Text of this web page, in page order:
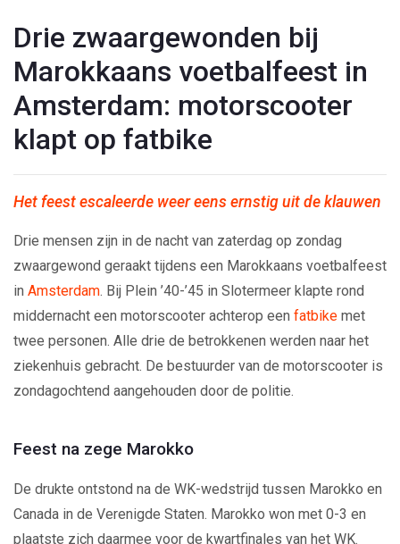
Drie zwaargewonden bij
Marokkaans voetbalfeest in
Amsterdam: motorscooter
klapt op fatbike
Het feest escaleerde weer eens ernstig uit de klauwen
Drie mensen zijn in de nacht van zaterdag op zondag
zwaargewond geraakt tijdens een Marokkaans voetbalfeest
in Amsterdam. Bij Plein ’40-’45 in Slotermeer klapte rond
middernacht een motorscooter achterop een fatbike met
twee personen. Alle drie de betrokkenen werden naar het
ziekenhuis gebracht. De bestuurder van de motorscooter is
zondagochtend aangehouden door de politie.
Feest na zege Marokko
De drukte ontstond na de WK-wedstrijd tussen Marokko en
Canada in de Verenigde Staten. Marokko won met 0-3 en
plaatste zich daarmee voor de kwartfinales van het WK.